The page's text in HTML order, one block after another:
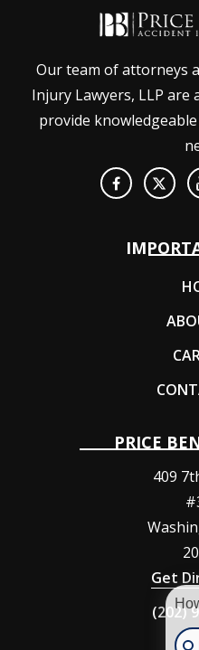
Our team of attorneys
Injury Lawyers, LLP are
provide
PRICE
409
Get
(202)